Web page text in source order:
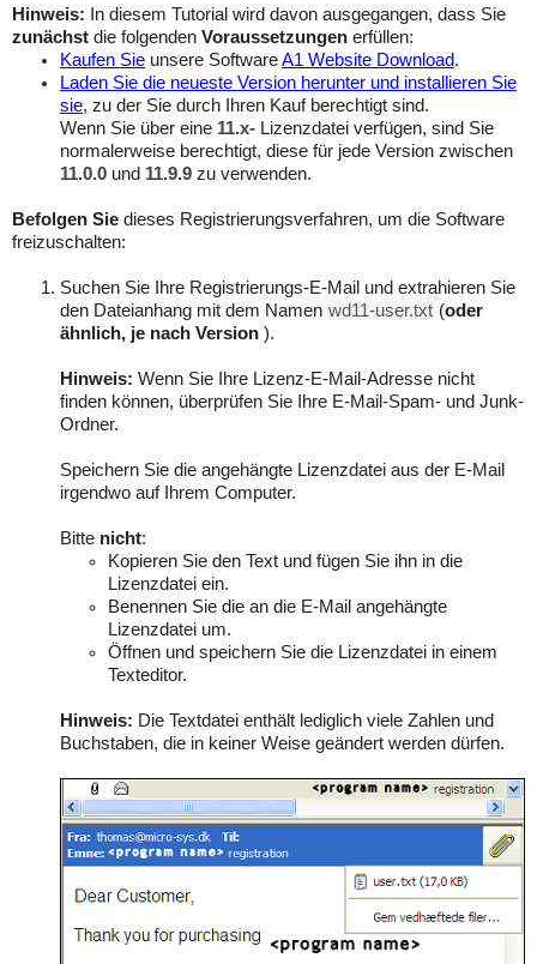
Hinweis: In diesem Tutorial wird davon ausgegangen, dass Sie
zunächst die folgenden Voraussetzungen erfüllen:
Kaufen Sie unsere SoftwareA1 Website Download.
Laden Sie die neueste Version herunter und installieren Sie
sie, zu der Sie durch Ihren Kauf berechtigt sind.
Wenn Sie über eine 11.x- Lizenzdatei verfügen, sind Sie
normalerweise berechtigt, diese für jede Version zwischen
11.0.0 und 11.9.9 zu verwenden.
Befolgen Sie dieses Registrierungsverfahren, um die Software
freizuschalten:
Suchen Sie Ihre Registrierungs-E-Mail und extrahieren Sie
den Dateianhang mit dem Namen wd11-user.txt (oder
ähnlich, je nach Version ).
Hinweis: Wenn Sie Ihre Lizenz-E-Mail-Adresse nicht
finden können, überprüfen Sie Ihre E-Mail-Spam- und Junk-
Ordner.
Speichern Sie die angehängte Lizenzdatei aus der E-Mail
irgendwo auf Ihrem Computer.
Bitte nicht:
Kopieren Sie den Text und fügen Sie ihn in die
Lizenzdatei ein.
Benennen Sie die an die E-Mail angehängte
Lizenzdatei um.
Öffnen und speichern Sie die Lizenzdatei in einem
Texteditor.
Hinweis: Die Textdatei enthält lediglich viele Zahlen und
Buchstaben, die in keiner Weise geändert werden dürfen.